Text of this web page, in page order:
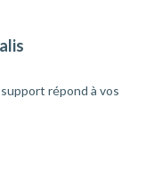
répond à vos